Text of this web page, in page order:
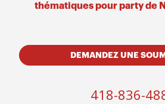
thématiques pour party de
DEMANDEZ UNE
418-836-